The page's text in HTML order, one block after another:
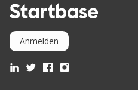
Anmelden